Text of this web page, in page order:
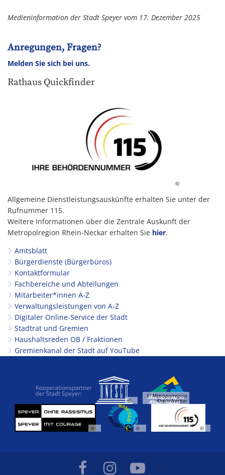
Medieninformation der Stadt Speyer vom 17. Dezember 2025
Anregungen, Fragen?
Melden Sie sich bei uns.
Rathaus Quickfinder
©
Allgemeine Dienstleistungsauskünfte erhalten Sie unter der
Rufnummer 115.
Weitere Informationen über die Zentrale Auskunft der
Metropolregion Rhein-Neckar erhalten Sie hier.
Amtsblatt
Bürgerdienste (Bürgerbüros)
Kontaktformular
Fachbereiche und Abteilungen
Mitarbeiter*innen A-Z
Verwaltungsleistungen von A-Z
Digitaler Online-Service der Stadt
Stadtrat und Gremien
Haushaltsreden OB / Fraktionen
Gremienkanal der Stadt auf YouTube
©
© Metropolregion
Rhein-Neckar
© © ©